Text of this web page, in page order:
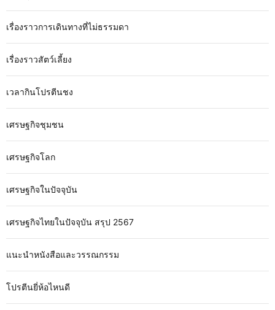
เรื่องราวการเดินทางที่ไม่ธรรมดา
เรื่องราวสัตว์เลี้ยง
เวลากินโปรตีนชง
เศรษฐกิจชุมชน
เศรษฐกิจโลก
เศรษฐกิจในปัจจุบัน
เศรษฐกิจไทยในปัจจุบัน สรุป 2567
แนะนำหนังสือและวรรณกรรม
โปรตีนยี่ห้อไหนดี